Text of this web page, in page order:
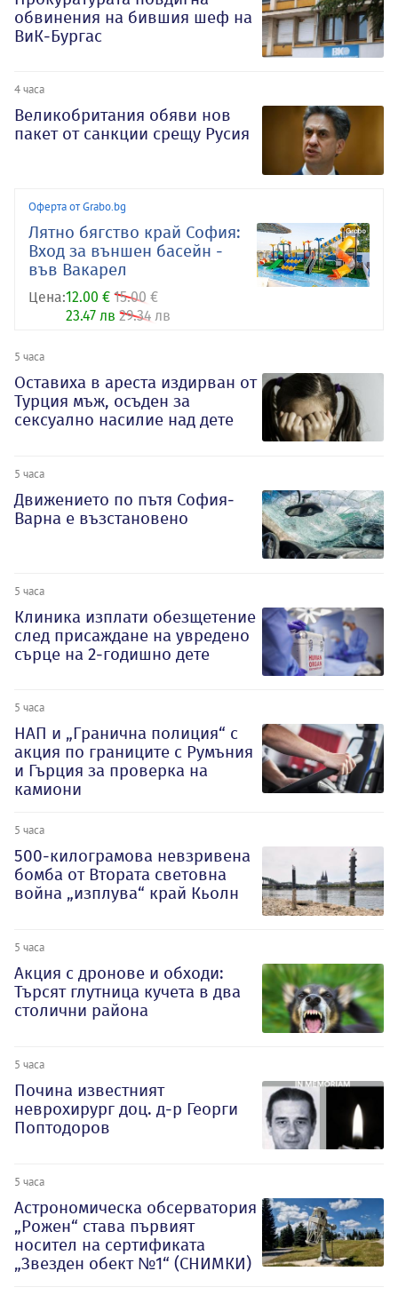
обвинения на бившия шеф на
ВиК-Бургас
4 часа
Великобритания обяви нов
пакет от санкции срещу Русия
Оферта от Grabo.bg
Лятно бягство край София:
Вход за външен басейн -
във Вакарел
Цена:12.00 € 15.00 €
23.47 лв 29.34 лв
5 часа
Оставиха в ареста издирван от
Турция мъж, осъден за
сексуално насилие над дете
5 часа
Движението по пътя София-
Варна е възстановено
5 часа
Клиника изплати обезщетение
след присаждане на увредено
сърце на 2-годишно дете
5 часа
НАП и „Гранична полиция“ с
акция по границите с Румъния
и Гърция за проверка на
камиони
5 часа
500-килограмова невзривена
бомба от Втората световна
война „изплува“ край Кьолн
5 часа
Акция с дронове и обходи:
Търсят глутница кучета в два
столични района
5 часа
Почина известният
неврохирург доц. д-р Георги
Поптодоров
5 часа
Астрономическа обсерватория
„Рожен“ става първият
носител на сертификата
„Звезден обект №1“ (СНИМКИ)